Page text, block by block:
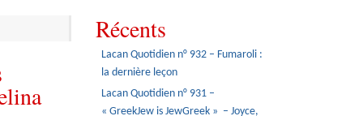
Récents
Lacan Quotidien n° 932 – Fumaroli :
la dernière leçon
Lacan Quotidien n° 931 –
« GreekJew is JewGreek » – Joyce,